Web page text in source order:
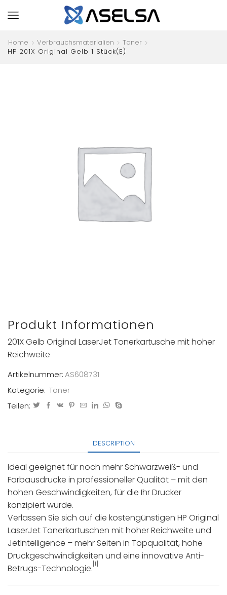
Home Verbrauchsmaterialien
Toner
HP 201X Original Gelb 1 Stück(e)
Produkt Informationen
201X Gelb Original LaserJet Tonerkartusche mit hoher
Reichweite
Artikelnummer:AS608731
Kategorie: Toner
Teilen:
DESCRIPTION
Ideal geeignet für noch mehr Schwarzweiß- und
Farbausdrucke in professioneller Qualität – mit den
hohen Geschwindigkeiten, für die Ihr Drucker
konzipiert wurde.
Verlassen Sie sich auf die kostengünstigen HP Original
LaserJet Tonerkartuschen mit hoher Reichweite und
JetIntelligence – mehr Seiten in Topqualität, hohe
Druckgeschwindigkeiten und eine innovative Anti-
Betrugs-Technologie.[1]